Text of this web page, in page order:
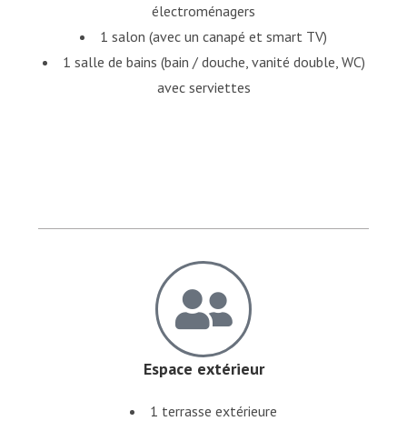
électroménagers
1 salon (avec un canapé et smart TV)
1 salle de bains (bain / douche, vanité double, WC)
avec serviettes
Espace extérieur
1 terrasse extérieure